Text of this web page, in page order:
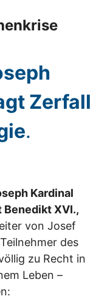
Zerfall
.
Kardinal
Benedikt XVI.,
von Josef
des
zu Recht in
Leben –